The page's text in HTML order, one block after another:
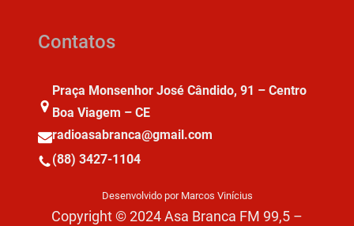
Contatos
Praça Monsenhor José Cândido, 91 – Centro
Boa Viagem – CE
radioasabranca@gmail.com
(88) 3427-1104
Desenvolvido por Marcos Vinícius
Copyright © 2024 Asa Branca FM 99,5 –